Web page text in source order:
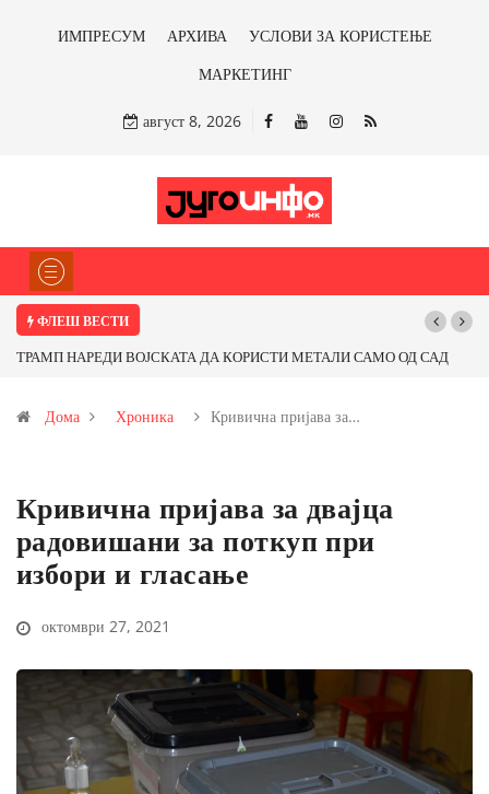
ИМПРЕСУМ АРХИВА
УСЛОВИ ЗА КОРИСТЕЊЕ
МАРКЕТИНГ
август 8, 2026
ФЛЕШ ВЕСТИ
ТРАМП НАРЕДИ ВОЈСКАТА ДА КОРИСТИ МЕТАЛИ САМО ОД САД
Иловица и со антимонот?
Дома Хроника Кривична пријава за…
Кривична пријава за двајца
радовишани за поткуп при
избори и гласање
октомври 27, 2021